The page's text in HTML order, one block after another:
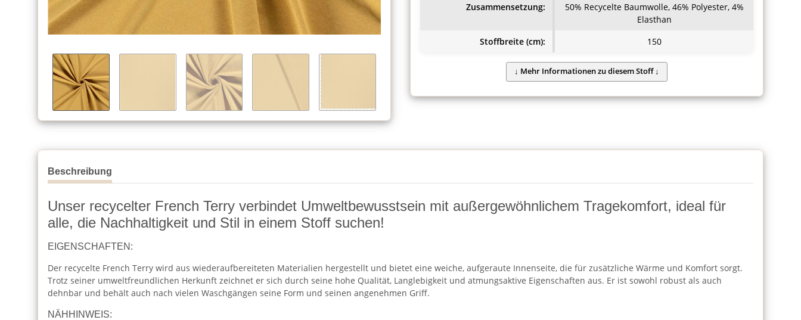
Zusammensetzung:
50% Recycelte Baumwolle, 46% Polyester, 4%
Elasthan
Stoffbreite (cm):
150
Beschreibung
Unser recycelter French Terry verbindet Umweltbewusstsein mit außergewöhnlichem Tragekomfort, ideal für
alle, die Nachhaltigkeit und Stil in einem Stoff suchen!
EIGENSCHAFTEN:
Der recycelte French Terry wird aus wiederaufbereiteten Materialien hergestellt und bietet eine weiche, aufgeraute Innenseite, die für zusätzliche Wärme und Komfort sorgt.
Trotz seiner umweltfreundlichen Herkunft zeichnet er sich durch seine hohe Qualität, Langlebigkeit und atmungsaktive Eigenschaften aus. Er ist sowohl robust als auch
dehnbar und behält auch nach vielen Waschgängen seine Form und seinen angenehmen Griff.
NÄHHINWEIS: